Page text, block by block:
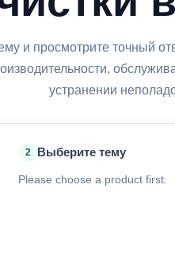
и просмотрите точный
устранении
2 Выберите тему
Please choose a product first.